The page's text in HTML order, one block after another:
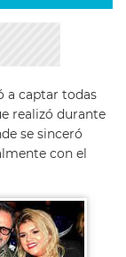
a captar todas
realizó durante
se sinceró
con el